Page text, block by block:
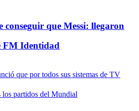
conseguir que Messi: llegaron
FM Identidad